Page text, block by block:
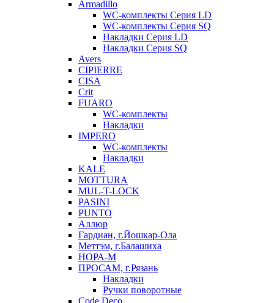
Armadillo
WC-комплекты Серия LD
WC-комплекты Серия SQ
Накладки Серия LD
Накладки Серия SQ
Avers
CIPIERRE
CISA
Crit
FUARO
WC-комплекты
Накладки
IMPERO
WC-комплекты
Накладки
KALE
MOTTURA
MUL-T-LOCK
PASINI
PUNTO
Аллюр
Гардиан, г.Йошкар-Ола
Меттэм, г.Балашиха
НОРА-М
ПРОСАМ, г.Рязань
Накладки
Ручки поворотные
Code Deco